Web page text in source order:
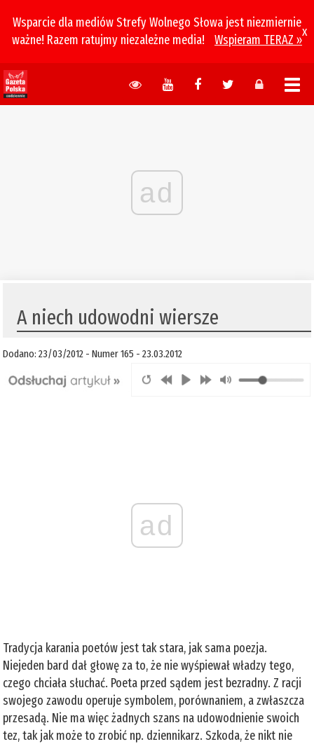
Wsparcie dla mediów Strefy Wolnego Słowa jest niezmiernie
ważne! Razem ratujmy niezależne media!
Wspieram TERAZ »
x
ad
A niech udowodni wiersze
Dodano: 23/03/2012 - Numer 165 - 23.03.2012
ad
Tradycja karania poetów jest tak stara, jak sama poezja.
Niejeden bard dał głowę za to, że nie wyśpiewał władzy tego,
czego chciała słuchać. Poeta przed sądem jest bezradny. Z racji
swojego zawodu operuje symbolem, porównaniem, a zwłaszcza
przesadą. Nie ma więc żadnych szans na udowodnienie swoich
tez, tak jak może to zrobić np. dziennikarz. Szkoda, że nikt nie